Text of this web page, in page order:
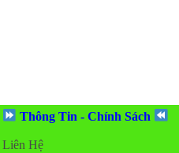
Thông Tin - Chính Sách
Liên Hệ